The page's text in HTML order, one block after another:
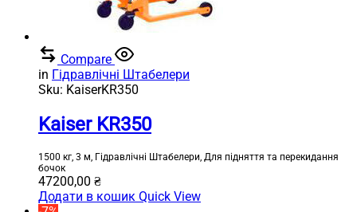
Compare
in Гідравлічні Штабелери
Sku: KaiserKR350
Kaiser KR350
1500 кг, 3 м, Гідравлічні Штабелери, Для підняття та перекидання
бочок
47200,00 ₴
Додати в кошик Quick View